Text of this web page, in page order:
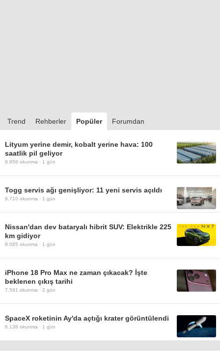
Trend Rehberler Popüler Forumdan
Lityum yerine demir, kobalt yerine hava: 100
saatlik pil geliyor
9.956 okunma · 1 gün
Togg servis ağı genişliyor: 11 yeni servis açıldı
9.710 okunma · 1 gün
Nissan'dan dev bataryalı hibrit SUV: Elektrikle 225
km gidiyor
8.085 okunma · 1 gün
iPhone 18 Pro Max ne zaman çıkacak? İşte
beklenen çıkış tarihi
7.591 okunma · 2 gün
SpaceX roketinin Ay'da açtığı krater görüntülendi
6.136 okunma · 1 gün